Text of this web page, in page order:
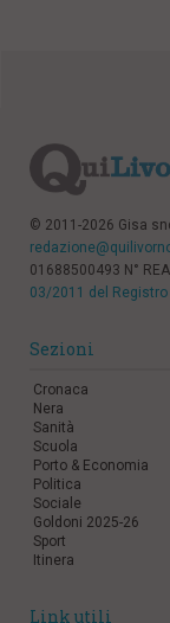
© 2011-2026 Gisa
01688500493 N°
03/2011 del
Sezioni
Cronaca
Nera
Sanità
Scuola
Porto & Economia
Politica
Sociale
Goldoni 2025-26
Sport
Itinera
Link utili